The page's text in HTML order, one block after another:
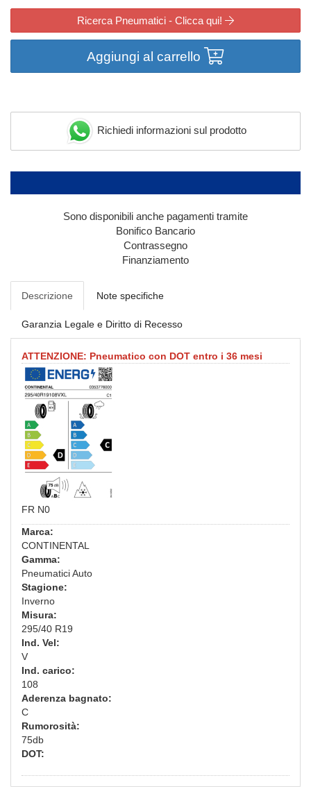
Ricerca Pneumatici - Clicca qui!
Aggiungi al carrello
Richiedi informazioni sul prodotto
Sono disponibili anche pagamenti tramite
Bonifico Bancario
Contrassegno
Finanziamento
Descrizione Note specifiche
Garanzia Legale e Diritto di Recesso
ATTENZIONE: Pneumatico con DOT entro i 36 mesi
FR N0
Marca:
CONTINENTAL
Gamma:
Pneumatici Auto
Stagione:
Inverno
Misura:
295/40 R19
Ind. Vel:
V
Ind. carico:
108
Aderenza bagnato:
C
Rumorosità:
75db
DOT: